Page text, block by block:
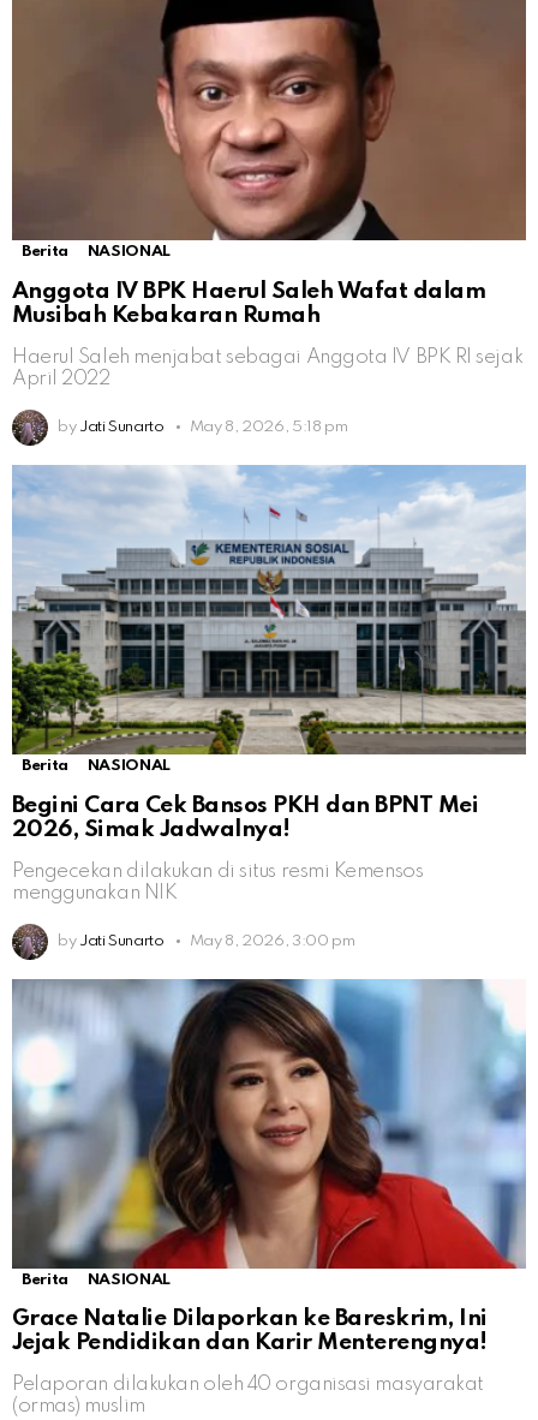
Berita NASIONAL
Anggota IV BPK Haerul Saleh Wafat dalam
Musibah Kebakaran Rumah
Haerul Saleh menjabat sebagai Anggota IV BPK RI sejak
April 2022
by Jati Sunarto May 8, 2026, 5:18 pm
Berita NASIONAL
Begini Cara Cek Bansos PKH dan BPNT Mei
2026, Simak Jadwalnya!
Pengecekan dilakukan di situs resmi Kemensos
menggunakan NIK
by Jati Sunarto May 8, 2026, 3:00 pm
Berita NASIONAL
Grace Natalie Dilaporkan ke Bareskrim, Ini
Jejak Pendidikan dan Karir Menterengnya!
Pelaporan dilakukan oleh 40 organisasi masyarakat
(ormas) muslim